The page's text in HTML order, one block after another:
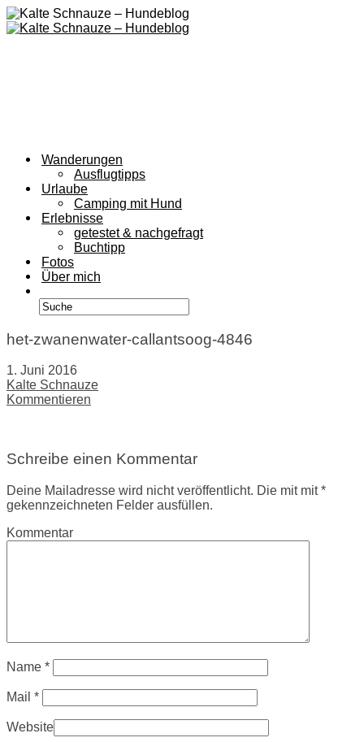
Wanderungen
Ausflugtipps
Urlaube
Camping mit Hund
Erlebnisse
getestet & nachgefragt
Buchtipp
Fotos
Über mich
het-zwanenwater-callantsoog-4846
1. Juni 2016
Kalte Schnauze
Kommentieren
Schreibe einen Kommentar
Deine Mailadresse wird nicht veröffentlicht. Die mit mit *
gekennzeichneten Felder ausfüllen.
Kommentar
Name *
Mail *
Website